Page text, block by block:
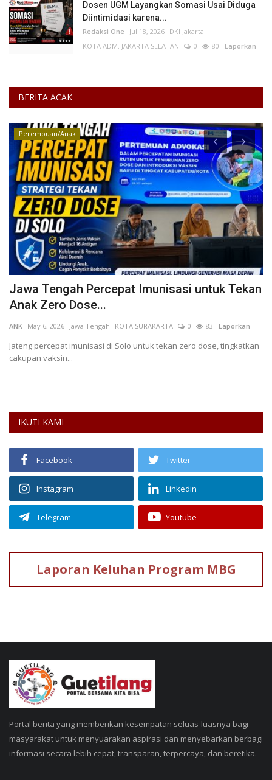
Dosen UGM Layangkan Somasi Usai Diduga
Diintimidasi karena...
Redaksi One Jul 18, 2026 DKI Jakarta
KOTA ADM. JAKARTA SELATAN
0 80 Laporkan
BERITA ACAK
Perempuan/Anak
Jawa Tengah Percepat Imunisasi untuk Tekan
Anak Zero Dose...
ANK May 6, 2026 Jawa Tengah KOTA SURAKARTA 0 83 Laporkan
Jateng percepat imunisasi di Solo untuk tekan zero dose, tingkatkan
cakupan vaksin...
IKUTI KAMI
Facebook Twitter
Instagram Linkedin
Telegram Youtube
Laporan Keluhan Program MBG
Portal berita yang memberikan kesempatan seluas-luasnya bagi
masyarakat untuk menyuarakan aspirasi dan menyebarkan berbagi
informasi secara lebih cepat, transparan, terpercaya, dan beretika.